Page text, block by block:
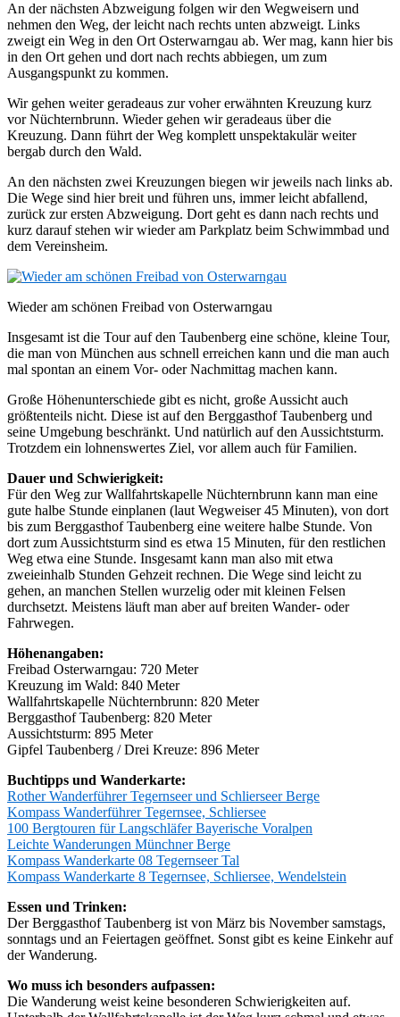
An der nächsten Abzweigung folgen wir den Wegweisern und
nehmen den Weg, der leicht nach rechts unten abzweigt. Links
zweigt ein Weg in den Ort Osterwarngau ab. Wer mag, kann hier bis
in den Ort gehen und dort nach rechts abbiegen, um zum
Ausgangspunkt zu kommen.
Wir gehen weiter geradeaus zur voher erwähnten Kreuzung kurz
vor Nüchternbrunn. Wieder gehen wir geradeaus über die
Kreuzung. Dann führt der Weg komplett unspektakulär weiter
bergab durch den Wald.
An den nächsten zwei Kreuzungen biegen wir jeweils nach links ab.
Die Wege sind hier breit und führen uns, immer leicht abfallend,
zurück zur ersten Abzweigung. Dort geht es dann nach rechts und
kurz darauf stehen wir wieder am Parkplatz beim Schwimmbad und
dem Vereinsheim.
Wieder am schönen Freibad von Osterwarngau
Insgesamt ist die Tour auf den Taubenberg eine schöne, kleine Tour,
die man von München aus schnell erreichen kann und die man auch
mal spontan an einem Vor- oder Nachmittag machen kann.
Große Höhenunterschiede gibt es nicht, große Aussicht auch
größtenteils nicht. Diese ist auf den Berggasthof Taubenberg und
seine Umgebung beschränkt. Und natürlich auf den Aussichtsturm.
Trotzdem ein lohnenswertes Ziel, vor allem auch für Familien.
Dauer und Schwierigkeit:
Für den Weg zur Wallfahrtskapelle Nüchternbrunn kann man eine
gute halbe Stunde einplanen (laut Wegweiser 45 Minuten), von dort
bis zum Berggasthof Taubenberg eine weitere halbe Stunde. Von
dort zum Aussichtsturm sind es etwa 15 Minuten, für den restlichen
Weg etwa eine Stunde. Insgesamt kann man also mit etwa
zweieinhalb Stunden Gehzeit rechnen. Die Wege sind leicht zu
gehen, an manchen Stellen wurzelig oder mit kleinen Felsen
durchsetzt. Meistens läuft man aber auf breiten Wander- oder
Fahrwegen.
Höhenangaben:
Freibad Osterwarngau: 720 Meter
Kreuzung im Wald: 840 Meter
Wallfahrtskapelle Nüchternbrunn: 820 Meter
Berggasthof Taubenberg: 820 Meter
Aussichtsturm: 895 Meter
Gipfel Taubenberg / Drei Kreuze: 896 Meter
Buchtipps und Wanderkarte:
Rother Wanderführer Tegernseer und Schlierseer Berge
Kompass Wanderführer Tegernsee, Schliersee
100 Bergtouren für Langschläfer Bayerische Voralpen
Leichte Wanderungen Münchner Berge
Kompass Wanderkarte 08 Tegernseer Tal
Kompass Wanderkarte 8 Tegernsee, Schliersee, Wendelstein
Essen und Trinken:
Der Berggasthof Taubenberg ist von März bis November samstags,
sonntags und an Feiertagen geöffnet. Sonst gibt es keine Einkehr auf
der Wanderung.
Wo muss ich besonders aufpassen:
Die Wanderung weist keine besonderen Schwierigkeiten auf.